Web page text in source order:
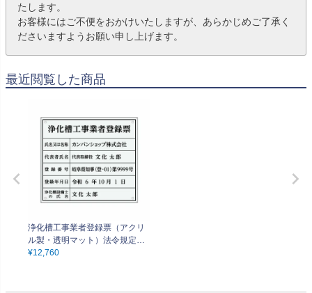
たします。
お客様にはご不便をおかけいたしますが、あらかじめご了承く
ださいますようお願い申し上げます。
最近閲覧した商品
浄化槽工事業者登録票（アクリ
ル製・透明マット）法令規定サ
イズ 全面UV印刷 文字加工費無
¥12,760